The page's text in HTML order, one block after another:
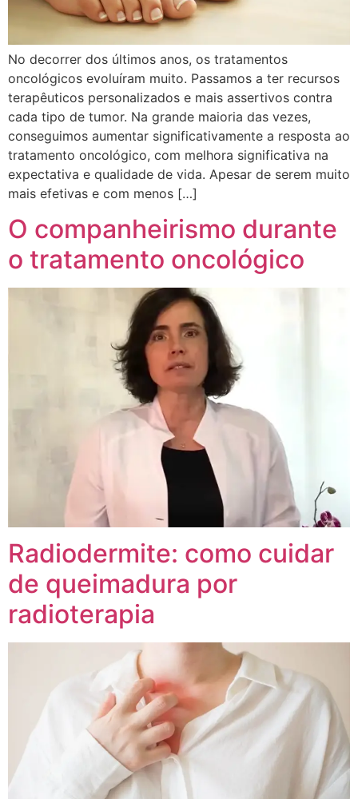
No decorrer dos últimos anos, os tratamentos
oncológicos evoluíram muito. Passamos a ter recursos
terapêuticos personalizados e mais assertivos contra
cada tipo de tumor. Na grande maioria das vezes,
conseguimos aumentar significativamente a resposta ao
tratamento oncológico, com melhora significativa na
expectativa e qualidade de vida. Apesar de serem muito
mais efetivas e com menos […]
O companheirismo durante
o tratamento oncológico
Radiodermite: como cuidar
de queimadura por
radioterapia